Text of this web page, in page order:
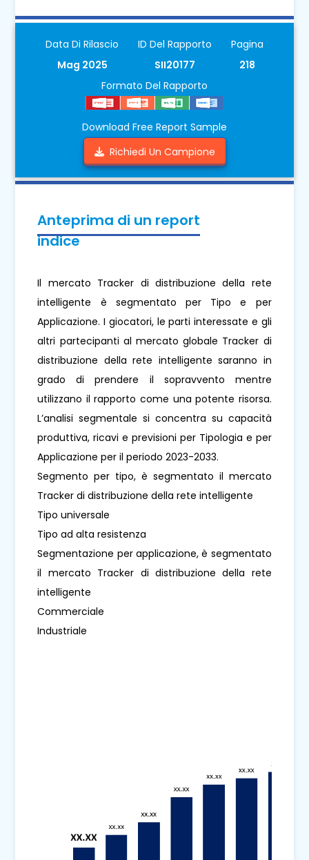
Data Di Rilascio
Mag 2025
ID Del Rapporto
SII20177
Pagina
218
Formato Del Rapporto
Download Free Report Sample
Richiedi Un Campione
Anteprima di un report
indice
Il mercato Tracker di distribuzione della rete
intelligente è segmentato per Tipo e per
Applicazione. I giocatori, le parti interessate e gli
altri partecipanti al mercato globale Tracker di
distribuzione della rete intelligente saranno in
grado di prendere il sopravvento mentre
utilizzano il rapporto come una potente risorsa.
L’analisi segmentale si concentra su capacità
produttiva, ricavi e previsioni per Tipologia e per
Applicazione per il periodo 2023-2033.
Segmento per tipo, è segmentato il mercato
Tracker di distribuzione della rete intelligente
Tipo universale
Tipo ad alta resistenza
Segmentazione per applicazione, è segmentato
il mercato Tracker di distribuzione della rete
intelligente
Commerciale
Industriale